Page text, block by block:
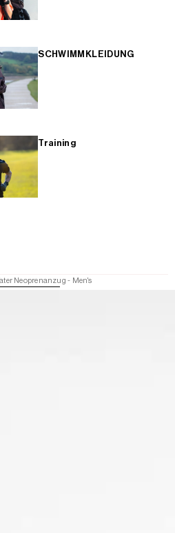
SCHWIMMKLEIDUNG
Training
Neoprenanzug - Men's